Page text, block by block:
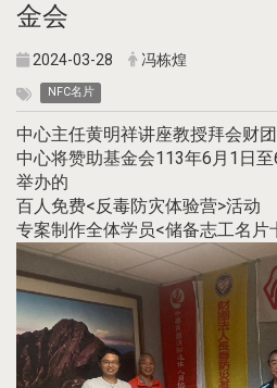
金会
2024-03-28 冯栋煌
NFC名片
中心主任黄明祥讲座教授拜会财
中心将赞助基金会113年6月1日
举办的
百人免费<反毒防灾体验营>活动
专案制作全体学员<储备志工名片